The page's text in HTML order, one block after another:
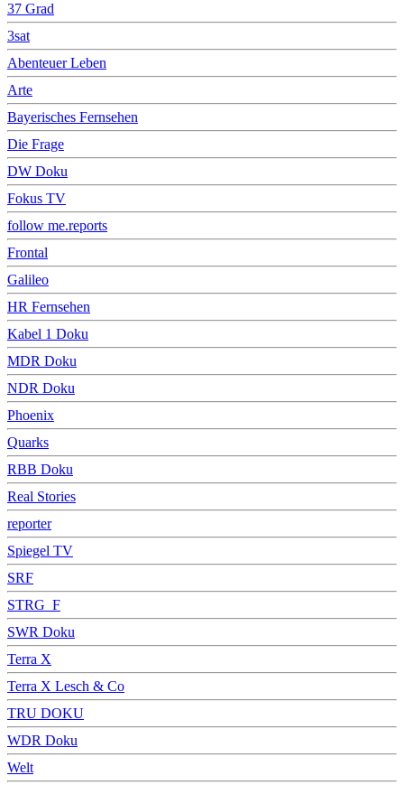
37 Grad
3sat
Abenteuer Leben
Arte
Bayerisches Fernsehen
Die Frage
DW Doku
Fokus TV
follow me.reports
Frontal
Galileo
HR Fernsehen
Kabel 1 Doku
MDR Doku
NDR Doku
Phoenix
Quarks
RBB Doku
Real Stories
reporter
Spiegel TV
SRF
STRG_F
SWR Doku
Terra X
Terra X Lesch & Co
TRU DOKU
WDR Doku
Welt